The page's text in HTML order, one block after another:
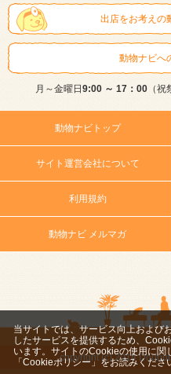
出店をお考えの
動物ナビへ
月～金曜日9:00 ～ 17：00（祝
動物ナビトップ
サイト運営会社について
利用規約
動物ナビ メルマガ
copyright (c) 2014
当サイトでは、サービス向上および
したサービスを提供するため、
います。サイトのCookieの使用に関
「Cookieポリシー」 をお読みくださ